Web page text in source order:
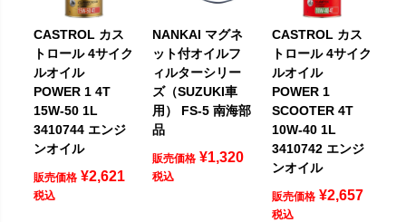
CASTROL カス
トロール 4サイク
ルオイル
POWER 1 4T
15W-50 1L
3410744 エンジ
ンオイル
販売価格 ¥2,621
税込
NANKAI マグネ
ット付オイルフ
ィルターシリー
ズ（SUZUKI車
用） FS-5 南海部
品
販売価格 ¥1,320
税込
CASTROL カス
トロール 4サイク
ルオイル
POWER 1
SCOOTER 4T
10W-40 1L
3410742 エンジ
ンオイル
販売価格 ¥2,657
税込